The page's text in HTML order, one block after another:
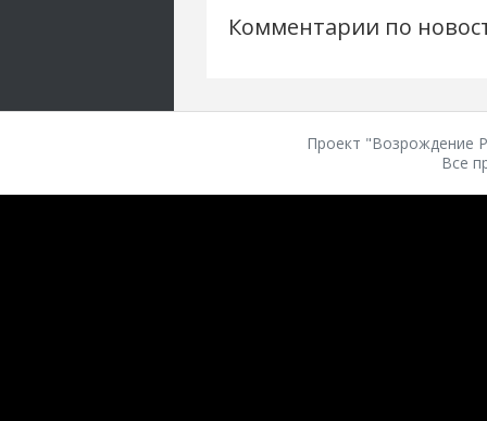
Комментарии по
Проект "Возрождение
Все